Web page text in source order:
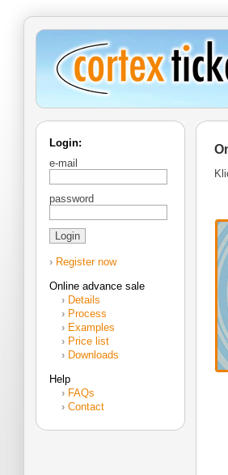
Login:
e-mail
password
› Register now
Online advance sale
› Details
› Process
› Examples
› Price list
› Downloads
Help
› FAQs
› Contact